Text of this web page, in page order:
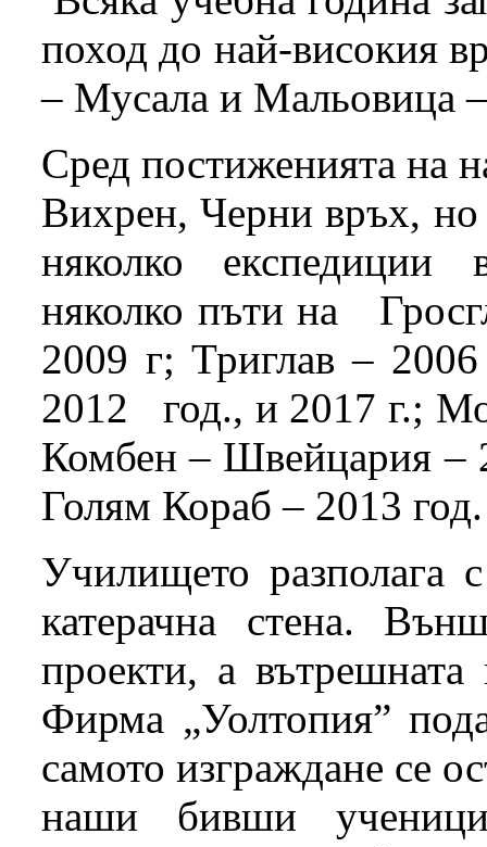
поход до най-високия
– Мусала и Мальовица
Сред постиженията на
Вихрен, Черни връх,
няколко
няколко пъти на
2009 г; Триглав –
2012 год., и 2017 г.;
Комбен – Швейцария –
Голям Кораб – 2013 год.
Училището разполага
катерачна стена.
проекти, а вътрешната
Фирма „Уолтопия”
самото изграждане се
наши бивши